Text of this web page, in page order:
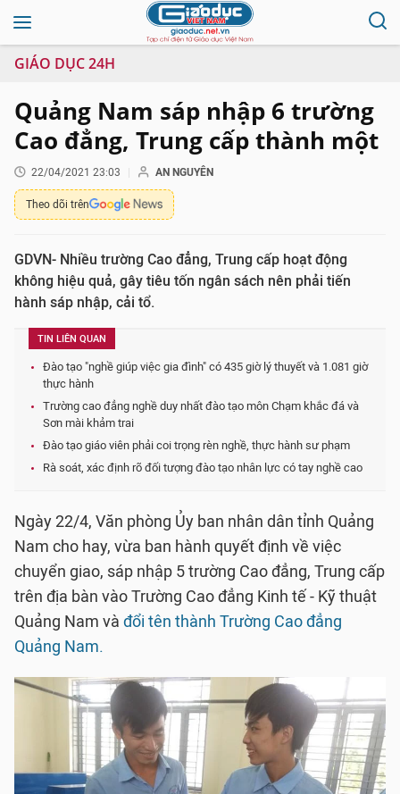
GIÁO DỤC 24H
Quảng Nam sáp nhập 6 trường
Cao đẳng, Trung cấp thành một
22/04/2021 23:03 AN NGUYÊN
Theo dõi trên
GDVN- Nhiều trường Cao đẳng, Trung cấp hoạt động
không hiệu quả, gây tiêu tốn ngân sách nên phải tiến
hành sáp nhập, cải tổ.
TIN LIÊN QUAN
Đào tạo "nghề giúp việc gia đình" có 435 giờ lý thuyết và 1.081 giờ
thực hành
Trường cao đẳng nghề duy nhất đào tạo môn Chạm khắc đá và
Sơn mài khảm trai
Đào tạo giáo viên phải coi trọng rèn nghề, thực hành sư phạm
Rà soát, xác định rõ đối tượng đào tạo nhân lực có tay nghề cao
Ngày 22/4, Văn phòng Ủy ban nhân dân tỉnh Quảng
Nam cho hay, vừa ban hành quyết định về việc
chuyển giao, sáp nhập 5 trường Cao đẳng, Trung cấp
trên địa bàn vào Trường Cao đẳng Kinh tế - Kỹ thuật
Quảng Nam và đổi tên thành Trường Cao đẳng
Quảng Nam.